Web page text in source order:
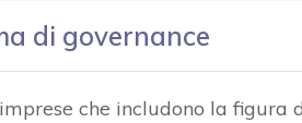
di governance
che includono la figura